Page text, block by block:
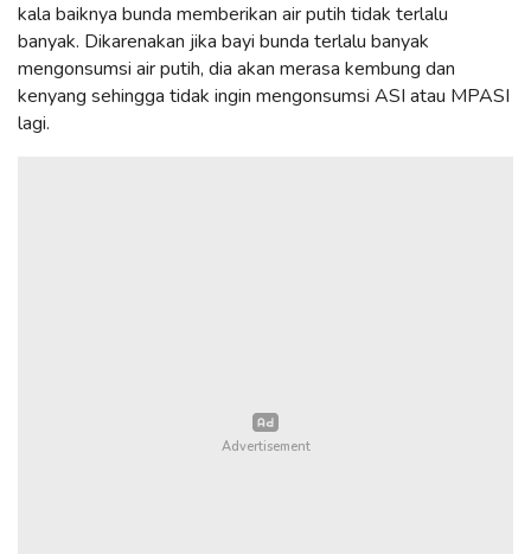
kala baiknya bunda memberikan air putih tidak terlalu
banyak. Dikarenakan jika bayi bunda terlalu banyak
mengonsumsi air putih, dia akan merasa kembung dan
kenyang sehingga tidak ingin mengonsumsi ASI atau MPASI
lagi.